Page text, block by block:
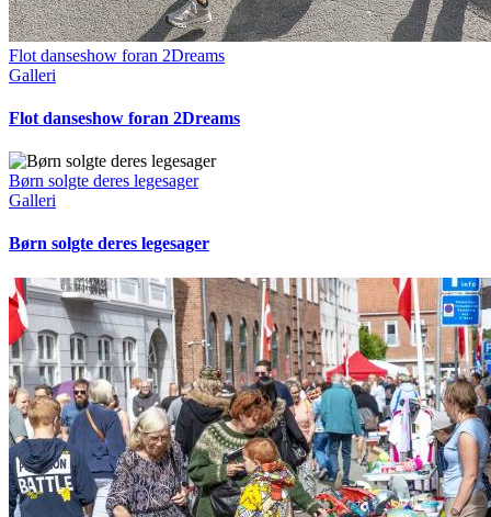
Flot danseshow foran 2Dreams
Galleri
Flot danseshow foran 2Dreams
Børn solgte deres legesager
Galleri
Børn solgte deres legesager